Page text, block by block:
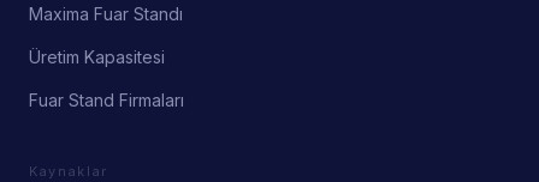
Maxima Fuar Standı
Üretim Kapasitesi
Fuar Stand Firmaları
Kaynaklar